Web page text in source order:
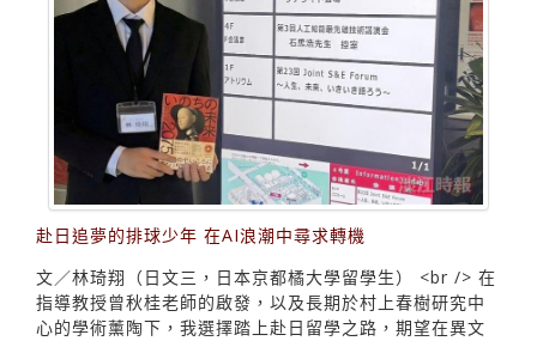
赴日追夢的排球少年 在AI浪潮中尋求轉機
文／林琦翔（日文三，日本京都橘大學留學生） <br /> 在
指導教授曾秋桂老師的啟發，以及長期於村上春樹研究中
心的學術薰陶下，我選擇踏上赴日留學之路，期望在異文